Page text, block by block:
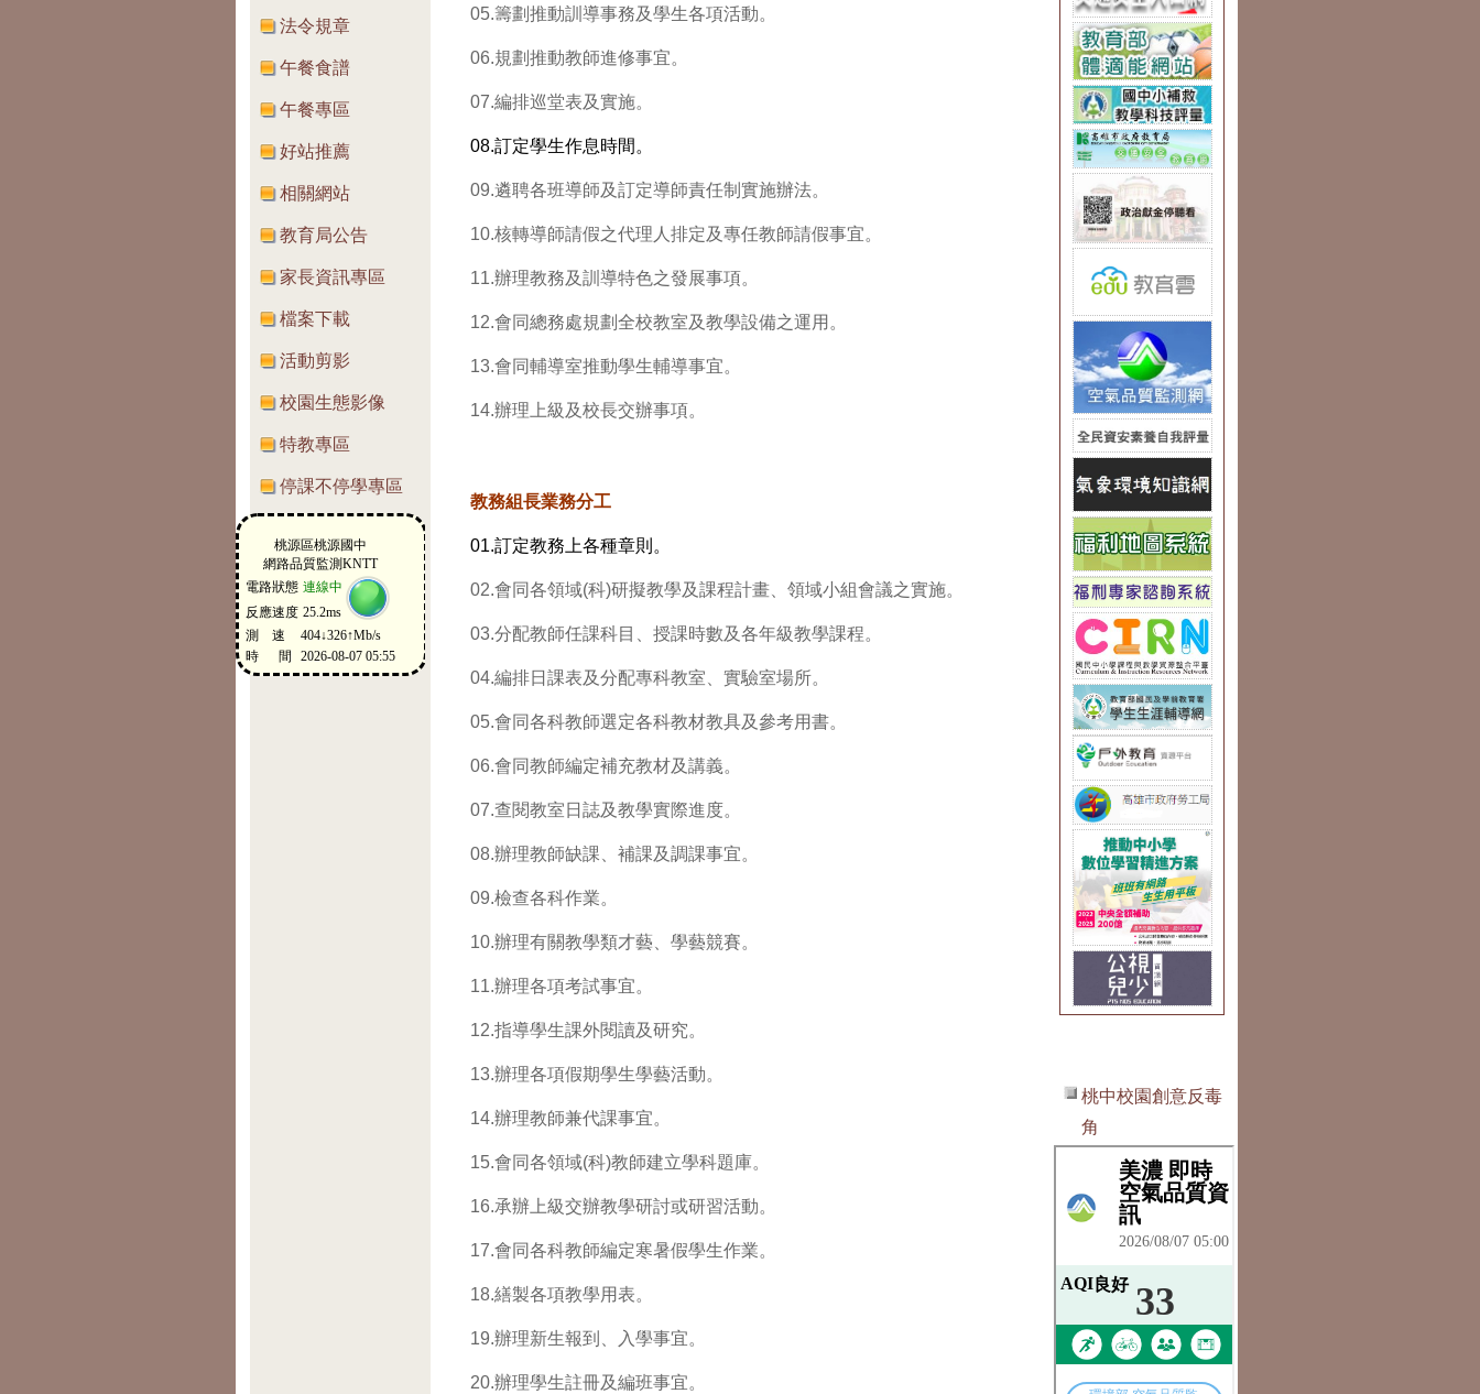
法令規章
午餐食譜
午餐專區
好站推薦
相關網站
教育局公告
家長資訊專區
檔案下載
活動剪影
校園生態影像
特教專區
停課不停學專區
05.籌劃推動訓導事務及學生各項活動。
06.規劃推動教師進修事宜。
07.編排巡堂表及實施。
08.訂定學生作息時間。
09.遴聘各班導師及訂定導師責任制實施辦法。
10.核轉導師請假之代理人排定及專任教師請假事宜。
11.辦理教務及訓導特色之發展事項。
12.會同總務處規劃全校教室及教學設備之運用。
13.會同輔導室推動學生輔導事宜。
14.辦理上級及校長交辦事項。
教務組長業務分工
01.訂定教務上各種章則。
02.會同各領域(科)研擬教學及課程計畫、領域小組會議之實施。
03.分配教師任課科目、授課時數及各年級教學課程。
04.編排日課表及分配專科教室、實驗室場所。
05.會同各科教師選定各科教材教具及參考用書。
06.會同教師編定補充教材及講義。
07.查閱教室日誌及教學實際進度。
08.辦理教師缺課、補課及調課事宜。
09.檢查各科作業。
10.辦理有關教學類才藝、學藝競賽。
11.辦理各項考試事宜。
12.指導學生課外閱讀及研究。
13.辦理各項假期學生學藝活動。
14.辦理教師兼代課事宜。
15.會同各領域(科)教師建立學科題庫。
16.承辦上級交辦教學研討或研習活動。
17.會同各科教師編定寒暑假學生作業。
18.繕製各項教學用表。
19.辦理新生報到、入學事宜。
20.辦理學生註冊及編班事宜。
桃中校園創意反毒
角